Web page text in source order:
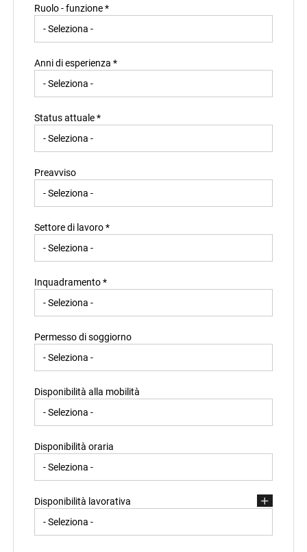
Ruolo - funzione *
Anni di esperienza *
Status attuale *
Preavviso
Settore di lavoro *
Inquadramento *
Permesso di soggiorno
Disponibilità alla mobilità
Disponibilità oraria
Disponibilità lavorativa